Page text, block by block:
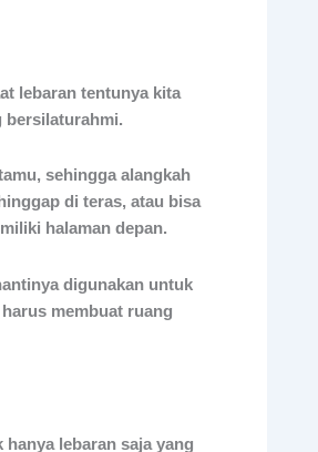
lebaran tentunya kita
bersilaturahmi.
sehingga alangkah
di teras, atau bisa
halaman depan.
digunakan untuk
membuat ruang
lebaran saja yang